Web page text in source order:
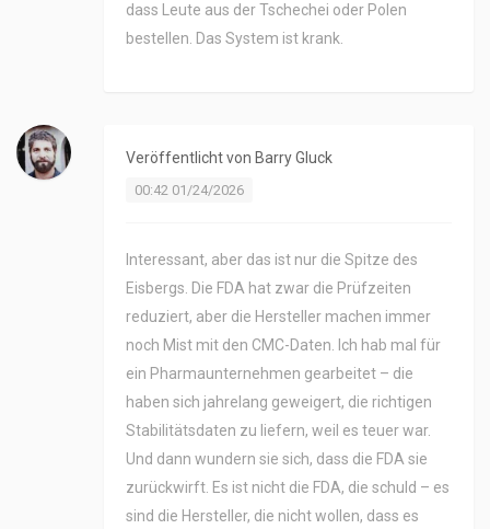
dass Leute aus der Tschechei oder Polen
bestellen. Das System ist krank.
Veröffentlicht von Barry Gluck
00:42 01/24/2026
Interessant, aber das ist nur die Spitze des
Eisbergs. Die FDA hat zwar die Prüfzeiten
reduziert, aber die Hersteller machen immer
noch Mist mit den CMC-Daten. Ich hab mal für
ein Pharmaunternehmen gearbeitet – die
haben sich jahrelang geweigert, die richtigen
Stabilitätsdaten zu liefern, weil es teuer war.
Und dann wundern sie sich, dass die FDA sie
zurückwirft. Es ist nicht die FDA, die schuld – es
sind die Hersteller, die nicht wollen, dass es